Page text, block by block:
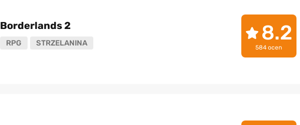
Borderlands 2
RPG STRZELANINA 8.2
584 ocen